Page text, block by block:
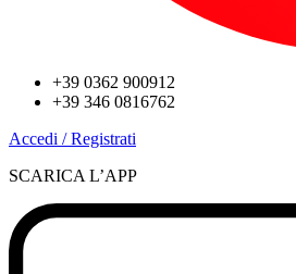
+39 0362 900912
+39 346 0816762
Accedi / Registrati
SCARICA L’APP